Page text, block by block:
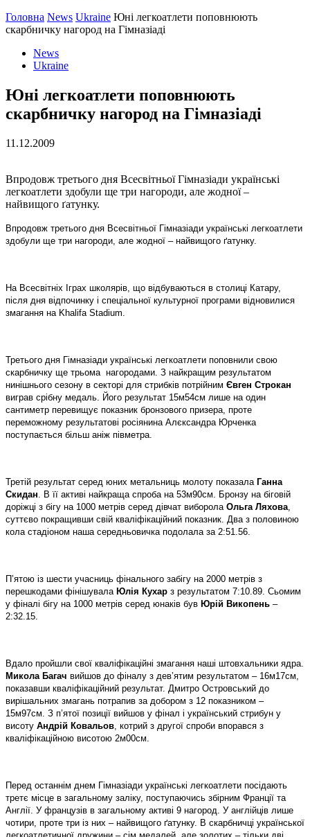
Головна News Ukraine Юні легкоатлети поповнюють
скарбничку нагород на Гімназіаді
News
Ukraine
Юні легкоатлети поповнюють
скарбничку нагород на Гімназіаді
11.12.2009
Впродовж третього дня Всесвітньої Гімназіади українські
легкоатлети здобули ще три нагороди, але жодної –
найвищого ґатунку.
Впродовж третього дня Всесвітньої Гімназіади українські легкоатлети
здобули ще три нагороди, але жодної – найвищого ґатунку.
На Всесвітніх Іграх школярів, що відбуваються в столиці Катару,
після дня відпочинку і спеціальної культурної програми відновилися
змагання на Khalifa Stadium.
Третього дня Гімназіади українські легкоатлети поповнили свою
скарбничку ще трьома нагородами. З найкращим результатом
нинішнього сезону в секторі для стрибків потрійним Євген Строкан
виграв срібну медаль. Його результат 15м54см лише на один
сантиметр перевищує показник бронзового призера, проте
переможному результатові росіянина Алєксандра Юрченка
поступається більш аніж півметра.
Третій результат серед юних метальниць молоту показала Ганна
Скидан . В її активі найкраща спроба на 53м90см. Бронзу на біговій
доріжці з бігу на 1000 метрів серед дівчат виборола Ольга Ляхова
суттєво покращивши свій кваліфікаційний показник. Два з половиною
кола стадіоном наша середньовичка подолала за 2:51.56.
П’ятою із шести учасниць фінального забігу на 2000 метрів з
перешкодами фінішувала Юлія Кухар з результатом 7:10.89. Сьомим
у фіналі бігу на 1000 метрів серед юнаків був Юрій Викопень –
2:32.15.
Вдало пройшли свої кваліфікаційні змагання наші штовхальники ядра.
Микола Багач вийшов до фіналу з дев’ятим результатом – 16м17см,
показавши кваліфікаційний результат. Дмитро Островський до
вирішальних змагань потрапив за добором з 12 показником –
15м97см. З п’ятої позиції вийшов у фінал і український стрибун у
висоту Андрій Ковальов , котрий з другої спроби впорався з
кваліфікаційною висотою 2м00см.
Перед останнім днем Гімназіади українські легкоатлети посідають
третє місце в загальному заліку, поступаючись збірним Франції та
Англії. У французів в загальному активі 9 нагород. У англійців лише
чотири, проте три із них – найвищого ґатунку. В скарбничці української